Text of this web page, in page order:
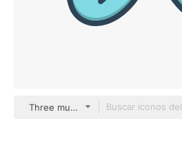
Three musketeers color lineal-color